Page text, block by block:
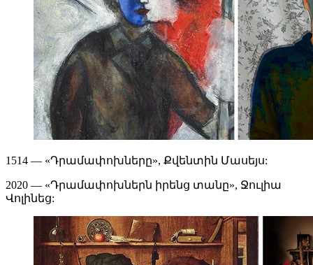
1514 — «Դրամափոխները», Քվենտին Մասեյս:
2020 — «Դրամափոխներն իրենց տանը», Ջուլիա
Վոլինեց: